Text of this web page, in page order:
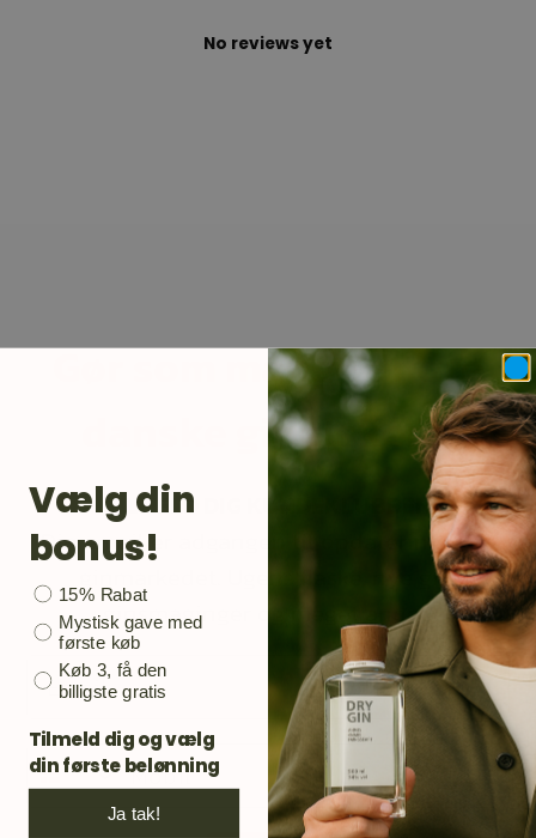
No reviews yet
Gør som mange andre
danske ginelskere.
TILMELD DIG KUNDEKLUBBEN
Din email er adgangen til opdateringer på
ginmarkedet. Ugens flaske, nye gin,
ginsmaginger og meget andet.
Email
Mobil
Vælg din
bonus!
Bonusgave
15% Rabat
Mystisk gave med
første køb
Køb 3, få den
billigste gratis
Tilmeld dig og vælg
din første belønning
Ja tak!